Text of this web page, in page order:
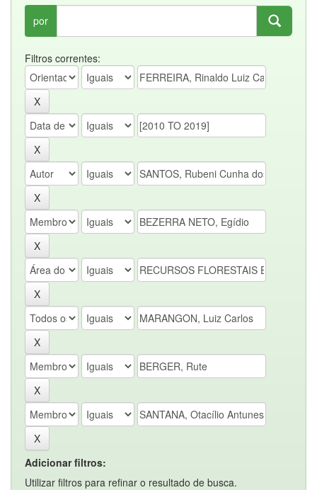
por
Filtros correntes:
Adicionar filtros:
Utilizar filtros para refinar o resultado de busca.